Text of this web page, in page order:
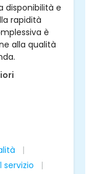
disponibilità e
rapidità
è
alla qualità
servizio